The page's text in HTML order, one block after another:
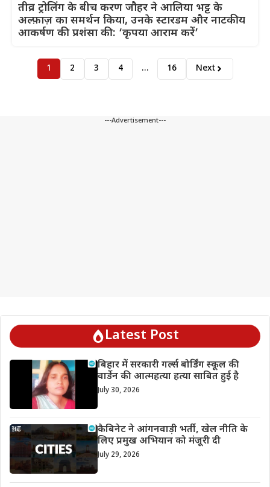
तीव्र ट्रोलिंग के बीच करण जौहर ने आलिया भट्ट के
अल्फ़ाज़ का समर्थन किया, उनके स्टारडम और नाटकीय
आकर्षण की प्रशंसा की: ‘कृपया आराम करें’
1 2 3 4 … 16 Next
---Advertisement---
Latest Post
बिहार में सरकारी गर्ल्स बोर्डिंग स्कूल की
वार्डेन की आत्महत्या हत्या साबित हुई है
July 30, 2026
कैबिनेट ने आंगनवाड़ी भर्ती, खेल नीति के
लिए प्रमुख अभियान को मंजूरी दी
July 29, 2026